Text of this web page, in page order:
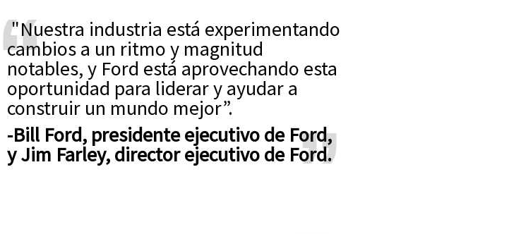
"Nuestra industria está experimentando
cambios a un ritmo y magnitud
notables, y Ford está aprovechando esta
oportunidad para liderar y ayudar a
construir un mundo mejor”.
-Bill Ford, presidente ejecutivo de Ford,
y Jim Farley, director ejecutivo de Ford.